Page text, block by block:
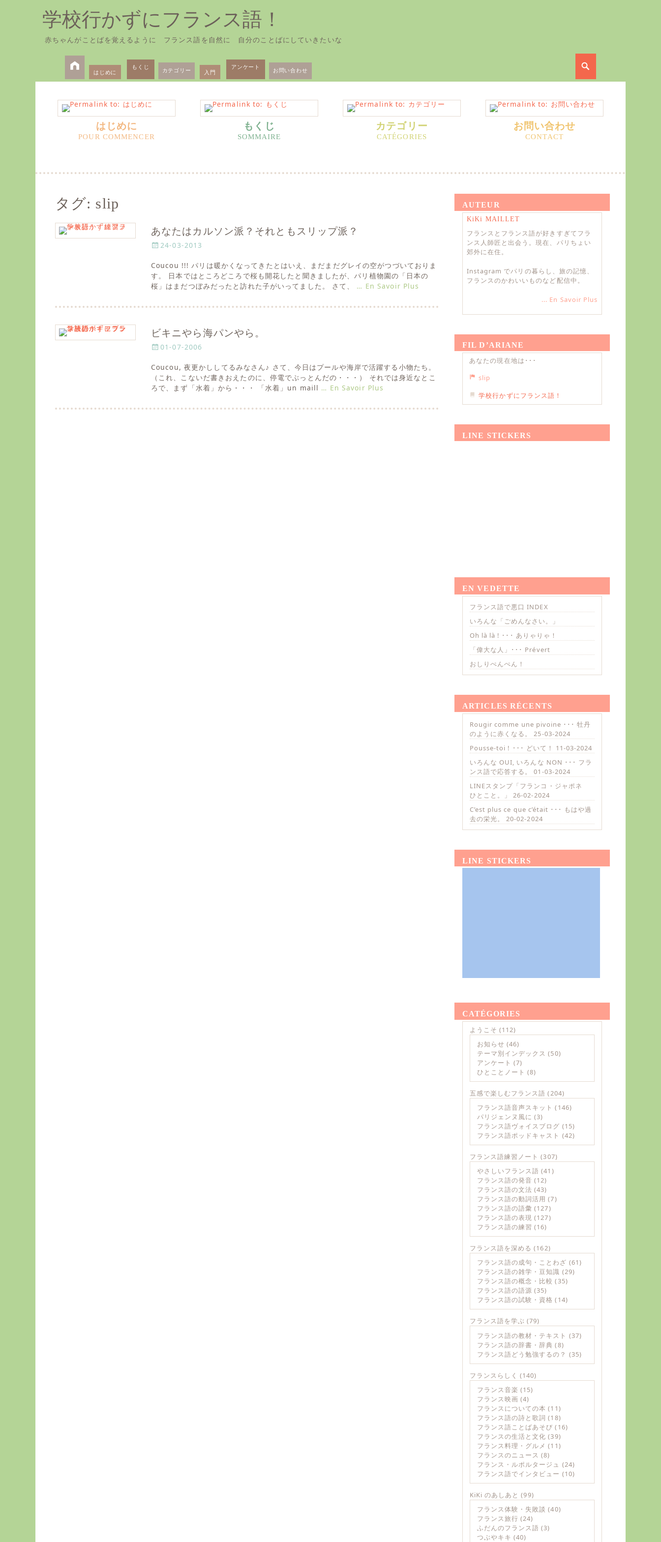
学校行かずにフランス語！
赤ちゃんがことばを覚えるように フランス語を自然に 自分のことばにしていきたいな
Primary
Menu
Skip
to
content
はじめに
もくじ カテゴリー 入門
アンケート お問い合わせ
はじめに もくじ カテゴリー お問い合わせ
タグ: slip
あなたはカルソン派？それともスリップ派？
P
s
t
e
o
24-03-2013
Coucou !!! パリは暖かくなってきたとはいえ、まだまだグレイの空がつづいておりま
す。 日本ではところどころで桜も開花したと聞きましたが、パリ植物園の「日本の
桜」はまだつぼみだったと訪れた子がいってました。 さて、 … En Savoir Plus
ビキニやら海パンやら。
P
s
e
o
01-07-2006
Coucou, 夜更かししてるみなさん♪ さて、今日はプールや海岸で活躍する小物たち。
（これ、こないだ書きおえたのに、停電でぶっとんだの・・・） それでは身近なとこ
ろで、まず「水着」から・・・ 「水着」un maill … En Savoir Plus
AUTEUR
KiKi MAILLET
フランスとフランス語が好きすぎてフラ
ンス人師匠と出会う。現在、パリちょい
郊外に在住。
Instagram でパリの暮らし、旅の記憶、
フランスのかわいいものなど配信中。
... En Savoir Plus
FIL D’ARIANE
あなたの現在地は･･･
slip
学校行かずにフランス語！
LINE STICKERS
EN VEDETTE
フランス語で悪口 INDEX
いろんな「ごめんなさい。」
Oh là là ! ･･･ ありゃりゃ！
「偉大な人」･･･ Prévert
おしりぺんぺん！
ARTICLES RÉCENTS
Rougir comme une pivoine ･･･ 牡丹
のように赤くなる。
25-03-2024
Pousse-toi ! ･･･ どいて！
11-03-2024
いろんな OUI, いろんな NON ･･･ フラ
ンス語で応答する。
01-03-2024
LINEスタンプ「フランコ・ジャポネ
ひとこと。」
26-02-2024
C’est plus ce que c’était ･･･ もはや過
去の栄光。
20-02-2024
LINE STICKERS
CATÉGORIES
ようこそ (112)
お知らせ (46)
テーマ別インデックス (50)
アンケート (7)
ひとことノート (8)
五感で楽しむフランス語 (204)
フランス語音声スキット (146)
パリジェンヌ風に (3)
フランス語ヴォイスブログ (15)
フランス語ポッドキャスト (42)
フランス語練習ノート (307)
やさしいフランス語 (41)
フランス語の発音 (12)
フランス語の文法 (43)
フランス語の動詞活用 (7)
フランス語の語彙 (127)
フランス語の表現 (127)
フランス語の練習 (16)
フランス語を深める (162)
フランス語の成句・ことわざ (61)
フランス語の雑学・豆知識 (29)
フランス語の概念・比較 (35)
フランス語の語源 (35)
フランス語の試験・資格 (14)
フランス語を学ぶ (79)
フランス語の教材・テキスト (37)
フランス語の辞書・辞典 (8)
フランス語どう勉強するの？ (35)
フランスらしく (140)
フランス音楽 (15)
フランス映画 (4)
フランスについての本 (11)
フランス語の詩と歌詞 (18)
フランス語ことばあそび (16)
フランスの生活と文化 (39)
フランス料理・グルメ (11)
フランスのニュース (8)
フランス・ルポルタージュ (24)
フランス語でインタビュー (10)
KiKi のあしあと (99)
フランス体験・失敗談 (40)
フランス旅行 (24)
ふだんのフランス語 (3)
つぶやキキ (40)